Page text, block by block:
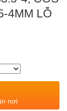
4MM LỖ
nơi